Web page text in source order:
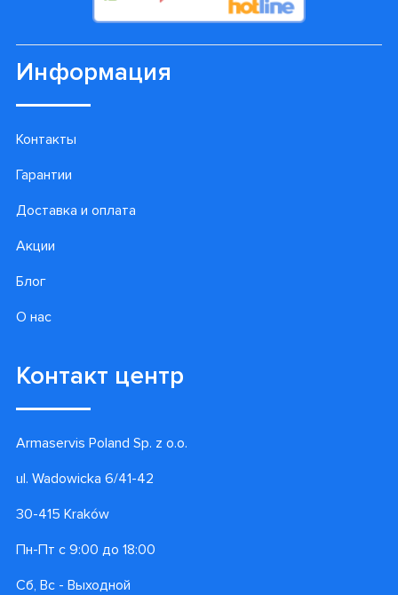
Информация
Контакты
Гарантии
Доставка и оплата
Акции
Блог
О нас
Контакт центр
Armaservis Poland Sp. z o.o.
ul. Wadowicka 6/41-42
30-415 Kraków
Пн-Пт с 9:00 до 18:00
Сб, Вс - Выходной